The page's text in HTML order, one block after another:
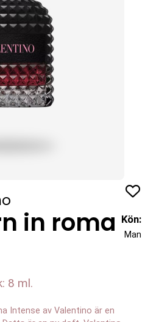
in roma
8 ml.
Intense av Valentino är en
Kön:
Man